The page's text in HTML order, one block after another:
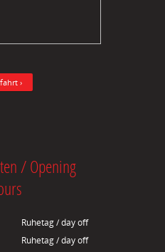
›
/ Opening
Ruhetag / day off
Ruhetag / day off